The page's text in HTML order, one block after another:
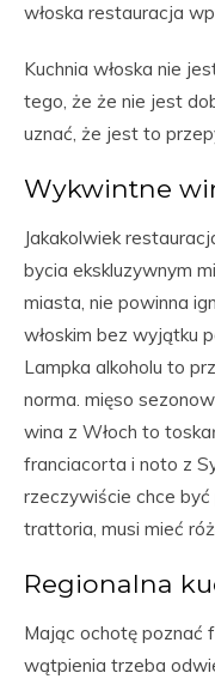
włoska restauracja
Kuchnia włoska nie
tego, że że nie jest
uznać, że jest to
Wykwintne
Jakakolwiek
bycia ekskluzywnym
miasta, nie powinna
włoskim bez wyjątku
Lampka alkoholu to
norma. mięso
wina z Włoch to
franciacorta i noto z
rzeczywiście chce
trattoria, musi mieć
Regionalna
Mając ochotę poznać
wątpienia trzeba